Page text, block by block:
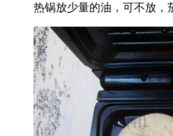
热锅放少量的油，可不放，